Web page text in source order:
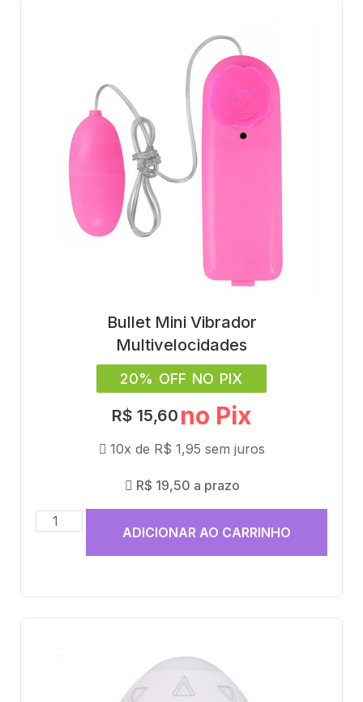
Bullet Mini Vibrador
Multivelocidades
20% OFF NO PIX
R$ 15,60 no Pix
10x de R$ 1,95 sem juros
R$ 19,50 a prazo
ADICIONAR AO CARRINHO